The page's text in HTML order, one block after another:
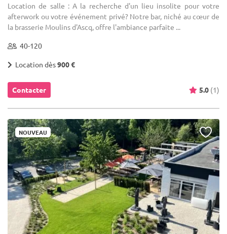
Location de salle : A la recherche d'un lieu insolite pour votre
afterwork ou votre événement privé? Notre bar, niché au cœur de
la brasserie Moulins d'Ascq, offre l'ambiance parfaite ...
40-120
Location dès900 €
Contacter 5.0 (1)
NOUVEAU